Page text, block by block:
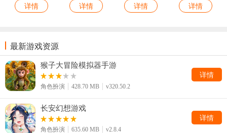
详情
详情
详情
详情
最新游戏资源
猴子大冒险模拟器手游
角色扮演 428.70 MB v320.50.2
详情
长安幻想游戏
角色扮演 635.60 MB v2.8.4
详情